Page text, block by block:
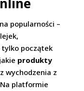
popularności –
tylko początek
produkty
wychodzenia z
platformie